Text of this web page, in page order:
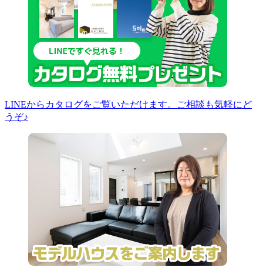
LINEからカタログをご覧いただけます。ご相談も気軽にど
うぞ♪